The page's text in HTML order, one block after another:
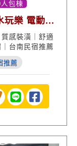
包棟
玩樂 電動麻
感裝潢｜舒適
台南民宿推薦
推薦